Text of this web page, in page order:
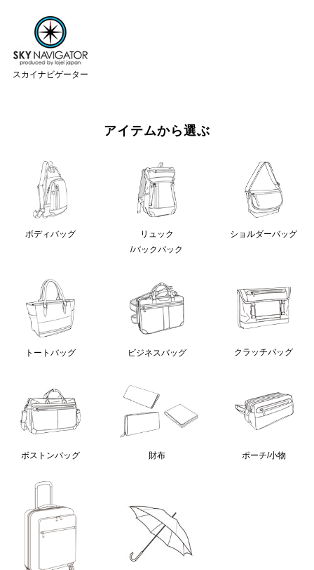
スカイナビゲーター
アイテムから選ぶ
ボディバッグ
リュック
/バックパック
ショルダーバッグ
トートバッグ ビジネスバッグ クラッチバッグ
ボストンバッグ 財布 ポーチ/小物